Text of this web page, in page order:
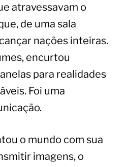
atravessavam o
de uma sala
nações inteiras.
encurtou
para realidades
Foi uma
o mundo com sua
imagens, o